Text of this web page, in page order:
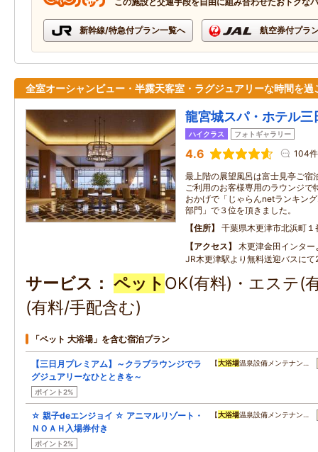
新幹線/特急付プラン一覧へ 航空券付プラ
全室オーシャンビュー・半露天客室・ラグジュアリーな時間を過
龍宮城スパ・ホテル
ハイクラス フォトギャラリー
4.6 104件
最上階の展望風呂は富士見亭ご
ご利用のお客様専用のラウンジ
おかげで「じゃらんnetランキ
部門」で３位を頂きました。
住所
千葉県木更津市北浜町１
アクセス
木更津金田インタ
JR木更津駅より無料送迎バスに
サービス ペット OK(有料)・エステ(
(有料/手配含む)
「ペット 大浴場」を含む宿泊プラン
【三日月プレミアム】～クラブラウンジでラ
グジュアリーなひとときを～
ポイント2%
【大浴場温泉設備メンテナン…
☆ 親子deエンジョイ ☆ アニマルリゾート・
ＮＯＡＨ入場券付き
ポイント2%
【大浴場温泉設備メンテナン…